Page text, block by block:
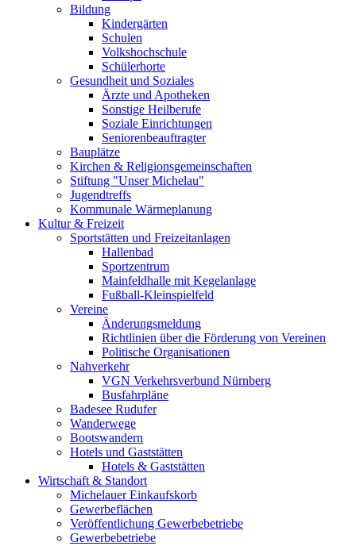
Bildung
Kindergärten
Schulen
Volkshochschule
Schülerhorte
Gesundheit und Soziales
Ärzte und Apotheken
Sonstige Heilberufe
Soziale Einrichtungen
Seniorenbeauftragter
Bauplätze
Kirchen & Religionsgemeinschaften
Stiftung "Unser Michelau"
Jugendtreffs
Kommunale Wärmeplanung
Kultur & Freizeit
Sportstätten und Freizeitanlagen
Hallenbad
Sportzentrum
Mainfeldhalle mit Kegelanlage
Fußball-Kleinspielfeld
Vereine
Änderungsmeldung
Richtlinien über die Förderung von Vereinen
Politische Organisationen
Nahverkehr
VGN Verkehrsverbund Nürnberg
Busfahrpläne
Badesee Rudufer
Wanderwege
Bootswandern
Hotels und Gaststätten
Hotels & Gaststätten
Wirtschaft & Standort
Michelauer Einkaufskorb
Gewerbeflächen
Veröffentlichung Gewerbebetriebe
Gewerbebetriebe